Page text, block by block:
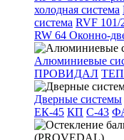
холодная система
система RVF 101/
RW 64 Оконно-
Алюминиевые
ПРОВИДАЛ
Дверные системы
ЕК-45 КП С-43